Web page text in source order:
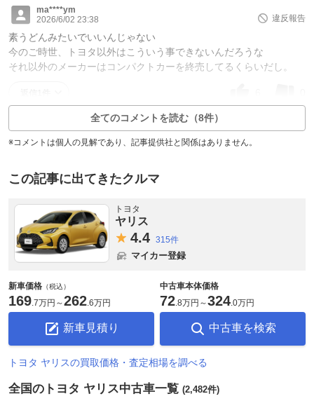
ma****ym
2026/6/02 23:38
違反報告
素うどんみたいでいいんじゃない
今のご時世、トヨタ以外はこういう事できないんだろうな
それ以外のメーカーはコンパクトカーを終売してるくらいだし。
全てのコメントを読む（8件）
※コメントは個人の見解であり、記事提供社と関係はありません。
この記事に出てきたクルマ
トヨタ
ヤリス
4.4 315件
マイカー登録
新車価格 （税込）
169.7万円 ～262.6万円
新車見積り
中古車本体価格
72.8万円 ～324.0万円
中古車を検索
トヨタ ヤリスの買取価格・査定相場を調べる
全国のトヨタ ヤリス中古車一覧 (2,482件)